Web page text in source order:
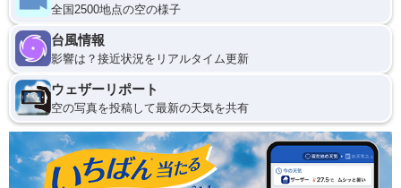
全国2500地点の空の様子
台風情報
影響は？接近状況をリアルタイム更新
ウェザーリポート
空の写真を投稿して最新の天気を共有